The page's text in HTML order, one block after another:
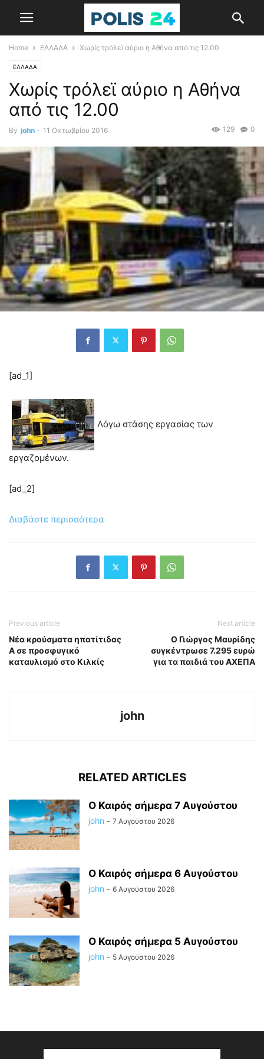
Home ΕΛΛΑΔΑ Χωρίς τρόλεϊ αύριο η Αθήνα από τις 12.00
ΕΛΛΑΔΑ
Χωρίς τρόλεϊ αύριο η Αθήνα
από τις 12.00
By john - 11 Οκτωβρίου 2016 0
129
[ad_1]
Λόγω στάσης εργασίας των
εργαζομένων.
[ad_2]
Διαβάστε περισσότερα
Previous article
Νέα κρούσματα ηπατίτιδας
Α σε προσφυγικό
καταυλισμό στο Κιλκίς
Next article
Ο Γιώργος Μαυρίδης
συγκέντρωσε 7.295 ευρώ
για τα παιδιά του ΑΧΕΠΑ
john
RELATED ARTICLES
Ο Καιρός σήμερα 7 Αυγούστου
john - 7 Αυγούστου 2026
Ο Καιρός σήμερα 6 Αυγούστου
john - 6 Αυγούστου 2026
Ο Καιρός σήμερα 5 Αυγούστου
john - 5 Αυγούστου 2026